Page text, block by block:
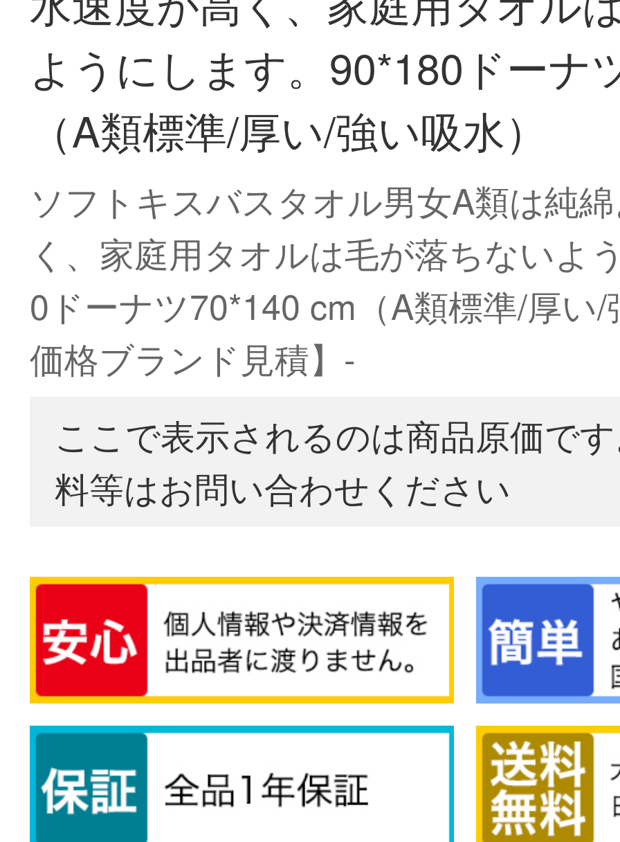
ようにします。90*180ドーナ
（A類標準/厚い/強い吸水）
ソフトキスバスタオル男女A類は純
く、家庭用タオルは毛が落ちないよ
0ドーナツ70*140 cm（A類標準/厚い
価格ブランド見積】-
ここで表示されるのは商品原価で
料等はお問い合わせください